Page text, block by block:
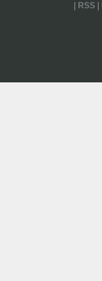
RSS|